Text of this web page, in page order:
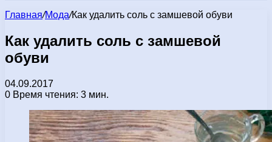
Главная/Мода/Как удалить соль с замшевой обуви
Как удалить соль с замшевой
обуви
04.09.2017
0 Время чтения: 3 мин.